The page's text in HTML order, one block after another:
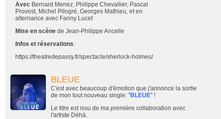
Avec Bernard Menez, Philippe Chevallier, Pascal
Provost, Michel Pilogré, Georges Mathieu, et en
alternance avec Fanny Lucet
Mise en scène de Jean-Philippe Ancelle
Infos et réservations:
https://theatredepassy.fr/spectacle/sherlock-holmes/
BLEUE
C'est avec beaucoup d'émotion que j'annonce la sortie
de mon tout nouveau single: "BLEUE" !
Le titre est issu de ma première collaboration avec
l'artiste Déhà.